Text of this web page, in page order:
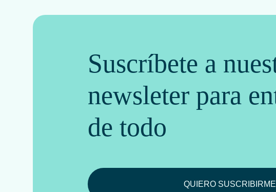
Suscríbete a
newsleter para
de todo
QUIERO SUSCRIBIRME